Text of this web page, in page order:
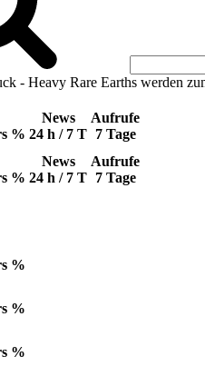
- Heavy Rare Earths werden
%
News
24 h / 7 T
Aufrufe
7 Tage
%
News
24 h / 7 T
Aufrufe
7 Tage
%
%
%